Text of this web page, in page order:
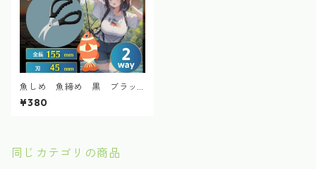
魚しめ 魚締め 黒 ブラッ
ク 魚さばき 締め具 釣具ラ
インカッター 多機能ハサミ
¥380
同じカテゴリの商品